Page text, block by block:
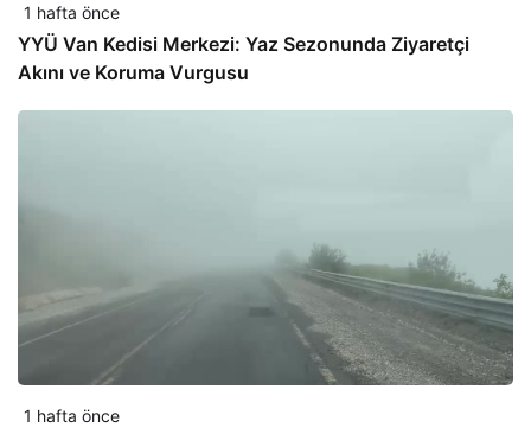
1 hafta önce
YYÜ Van Kedisi Merkezi: Yaz Sezonunda Ziyaretçi
Akını ve Koruma Vurgusu
1 hafta önce